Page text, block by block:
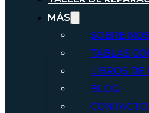
MÁS
SOBRE
TABLAS
LIBROS DE
BLOG
CONTACTO